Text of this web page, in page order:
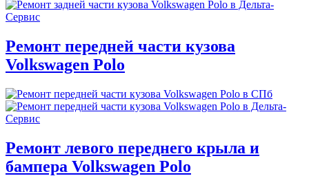
Ремонт передней части кузова
Volkswagen Polo
Ремонт левого переднего крыла и
бампера Volkswagen Polo